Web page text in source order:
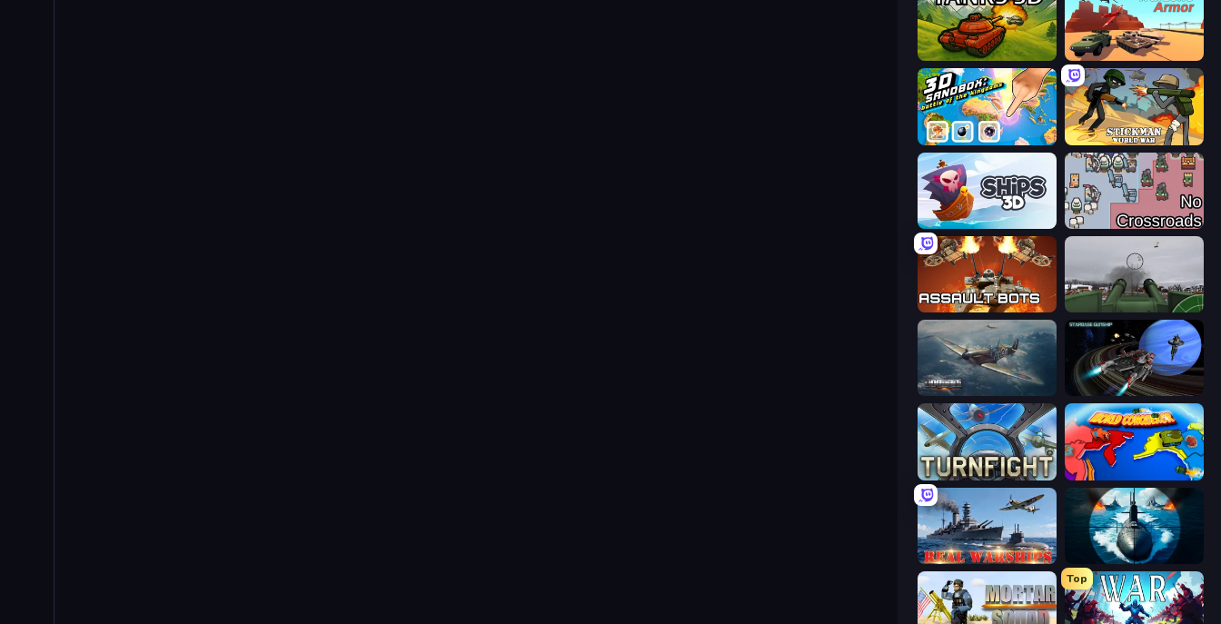
Tanks 3D Warzone Armor
3D Sandbox: Battle of the Kingdoms Stickman World War
Ships 3D No Crossroads
Assault Bots Flakmeister
Dogfight Starbase Gunship
Turnfight World Conqueror
Real Warships Ships Battlefield 3D
Top